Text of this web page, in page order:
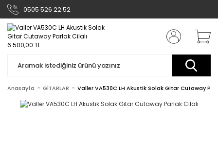
0505 526 22 52
Anasayfa GİTARLAR Valler VA530C LH Akustik Solak Gitar Cutaway